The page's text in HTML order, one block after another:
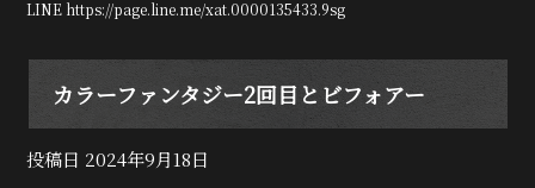
LINE https://page.line.me/xat.0000135433.9sg
カラーファンタジー2回目とビフォアー
投稿日 2024年9月18日